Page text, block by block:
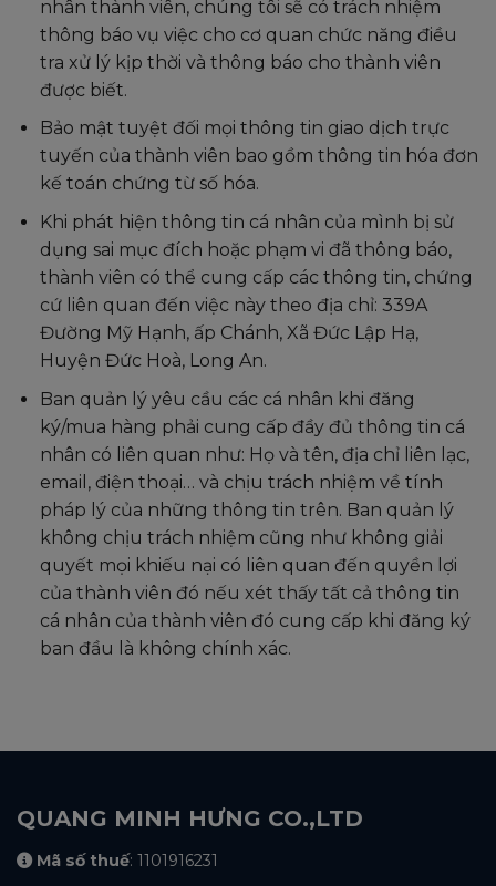
nhân thành viên, chúng tôi sẽ có trách nhiệm
thông báo vụ việc cho cơ quan chức năng điều
tra xử lý kịp thời và thông báo cho thành viên
được biết.
Bảo mật tuyệt đối mọi thông tin giao dịch trực
tuyến của thành viên bao gồm thông tin hóa đơn
kế toán chứng từ số hóa.
Khi phát hiện thông tin cá nhân của mình bị sử
dụng sai mục đích hoặc phạm vi đã thông báo,
thành viên có thể cung cấp các thông tin, chứng
cứ liên quan đến việc này theo địa chỉ: 339A
Đường Mỹ Hạnh, ấp Chánh, Xã Đức Lập Hạ,
Huyện Đức Hoà, Long An.
Ban quản lý yêu cầu các cá nhân khi đăng
ký/mua hàng phải cung cấp đầy đủ thông tin cá
nhân có liên quan như: Họ và tên, địa chỉ liên lạc,
email, điện thoại… và chịu trách nhiệm về tính
pháp lý của những thông tin trên. Ban quản lý
không chịu trách nhiệm cũng như không giải
quyết mọi khiếu nại có liên quan đến quyền lợi
của thành viên đó nếu xét thấy tất cả thông tin
cá nhân của thành viên đó cung cấp khi đăng ký
ban đầu là không chính xác.
QUANG MINH HƯNG CO.,LTD
Mã số thuế: 1101916231